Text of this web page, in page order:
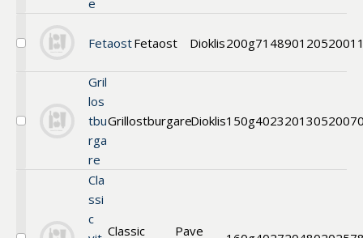
e
Välj
FetaostFetaost Dioklis200g71489012
Välj
Gril
los
tbu
rga
re
GrillostburgareDioklis150g40232013
Cla
ssi
c
Classic
Pave